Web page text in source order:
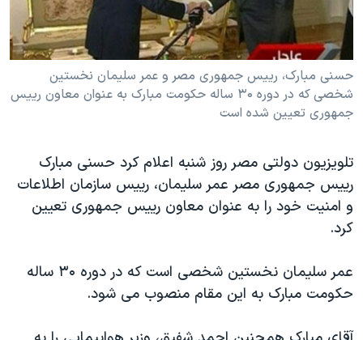
فرهنگ و زندگی
حقوق شهروندی
اقتصادی
علم و فناوری
گالری عکس
آرشیو پخش زنده
مستندها
انتخابات ریاست جمهوری آمریکا ۲۰۲۴
حمله جمهوری اسلامی به اسرائیل
رمز مهسا
اعتراضات زن، زندگی، آزادی
مجموعه مستندهای دادخواهی
چهل سال گروگان‌گیری
قانون شفافیت دارائی کادر رهبری ایران
اعتراضات مردمی آبان ۹۸
دنبال کنید
زبانهای مختلف
حسنی مبارک، رییس جمهوری مصر و عمر سلیمان نخستین
شخصی که در دوره ۳۰ ساله حکومت مبارک به عنوان معاون رییس
جمهوری تعیین شده است
تلویزیون دولتی مصر روز شنبه اعلام کرد حسنی مبارک
رییس جمهوری مصر عمر سلیمان، رییس سازمان اطلاعات
و امنیت خود را به عنوان معاون رییس جمهوری تعیین
کرد.
عمر سلیمان نخستین شخصی است که در دوره ۳۰ ساله
حکومت مبارک به این مقام منصوب می شود.